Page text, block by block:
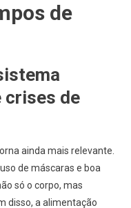
de
crises de
ainda mais relevante.
de máscaras e boa
só o corpo, mas
disso, a alimentação